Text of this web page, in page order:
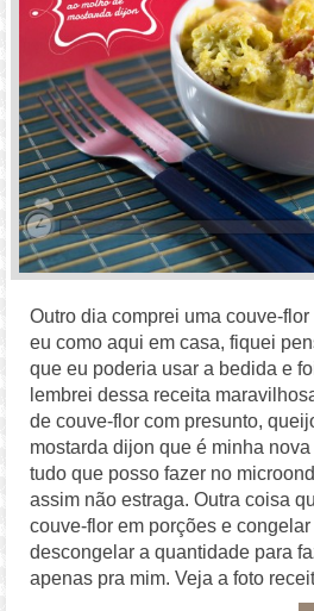
Outro dia comprei uma couve-
eu como aqui em casa, fiquei
que eu poderia usar a bedida e
lembrei dessa receita
de couve-flor com presunto,
mostarda dijon que é minha
tudo que posso fazer no
assim não estraga. Outra coisa
couve-flor em porções e
descongelar a quantidade para
apenas pra mim. Veja a foto